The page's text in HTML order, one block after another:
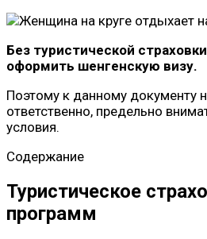
Без туристической
оформить шенгенскую визу.
Поэтому к данному документу
ответственно, предельно
условия.
Содержание
Туристическое
программ